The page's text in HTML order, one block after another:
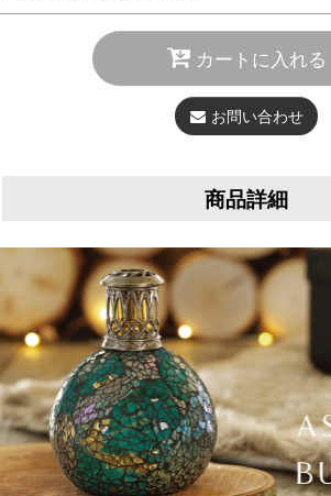
カートに入れる
お問い合わせ
商品詳細